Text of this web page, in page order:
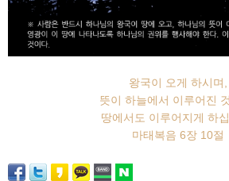
왕국이 오게 하시며,
뜻이 하늘에서 이루어진
땅에서도 이루어지게 하십
마태복음 6장 10절